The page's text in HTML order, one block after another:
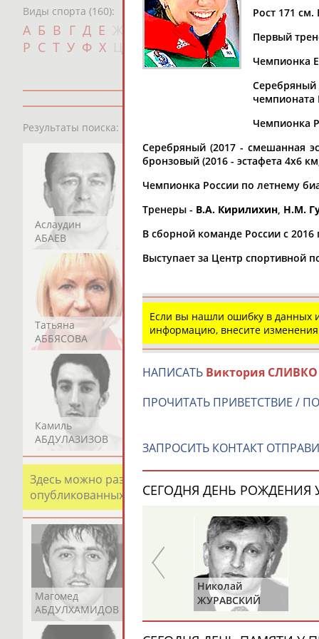
Виды спорта (160):
А Б В Г Д Е Л М Н О
П
Р С Т У Ф Х Ш Щ Э Ю Я
с
Результаты поиска:
Аслаудин
АБАЕВ
АБАИМОВА
АБАКУМОВА
Татьяна
АББЯСОВА
Акжана
АБДИКАРИМОВА
Артур
АБДРАХМАНОВ
Камиль
АБДУЛАЗИЗОВ
Здесь можно разместить информацию о хорошо
опубликованных записях. Страна должна знать
Магомед
АБДУЛХАМИДОВ
АБДУРАХМАНОВ
Адлан
АБДУРАШИДОВ
Рост 171 см.
Первый
Чемпионка
чемпионата
Чемпионка
Серебряный (2017 - смешанная
бронзовый (2016 - эстафета 4х6
Чемпионка России по летнему
Тренеры - В.А. Кирилихин Н.М.
В сборной команде России с 2016
Выступает за Центр спортивной
Если вы нашли ошибку в данных
информацию, внесите изменения
НАПИСАТЬ Виктория СЛИВКО
ПРОЧИТАТЬ ПРИВЕТСТВИЕ /
ЗАПРОСИТЬ КОНТАКТ
СЕГОДНЯ ДЕНЬ РОЖДЕНИЯ
Николай
ЖУРАВСКИЙ
Юрий
ХМЫЛЕВ